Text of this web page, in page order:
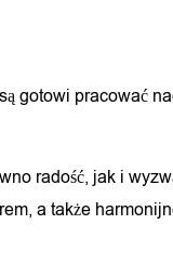
gotowi pracować
radość, jak i
a także